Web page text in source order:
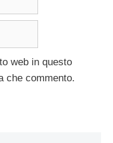
web in questo
che commento.